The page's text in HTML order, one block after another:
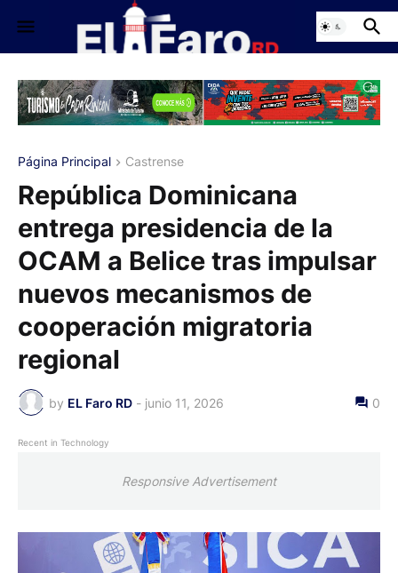
Página Principal Castrense
República Dominicana
entrega presidencia de la
OCAM a Belice tras impulsar
nuevos mecanismos de
cooperación migratoria
regional
by EL Faro RD - junio 11, 2026 0
Recent in Technology
Responsive Advertisement